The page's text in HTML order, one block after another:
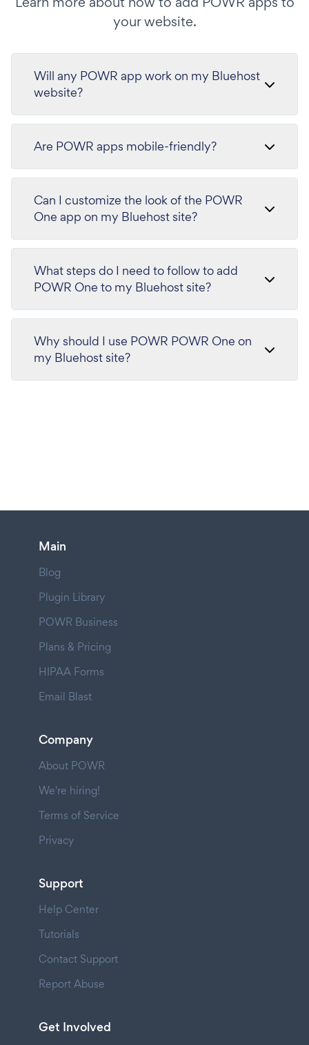
your website.
Will any POWR app work on my Bluehost
website?
Are POWR apps mobile-friendly?
Can I customize the look of the POWR
One app on my Bluehost site?
What steps do I need to follow to add
POWR One to my Bluehost site?
Why should I use POWR POWR One on
my Bluehost site?
Main
Blog
Plugin Library
POWR Business
Plans & Pricing
HIPAA Forms
Email Blast
Company
About POWR
We're hiring!
Terms of Service
Privacy
Support
Help Center
Tutorials
Contact Support
Report Abuse
Get Involved